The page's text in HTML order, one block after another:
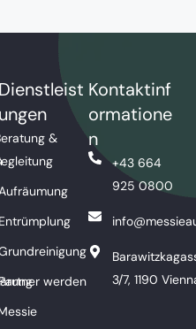
Dienstleist
ungen
&
Aufräumung
Entrümplung
werden
Kontaktinf
ormatione
n
+43 664
925 0800
3/7, 1190